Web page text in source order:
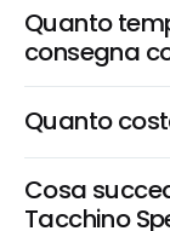
Quanto
consegna
Quanto
Cosa
Tacchino